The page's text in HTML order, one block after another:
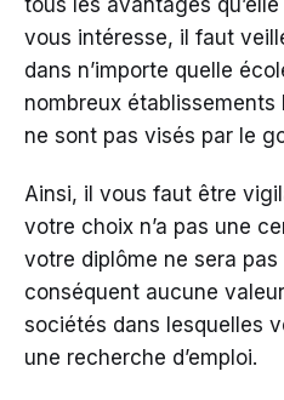
tous les avantages
vous intéresse, il faut
dans n’importe quelle
nombreux
ne sont pas visés par le
Ainsi, il vous faut être
votre choix n’a pas une
votre diplôme ne sera pas
conséquent aucune
sociétés dans lesquelles
une recherche d’emploi.